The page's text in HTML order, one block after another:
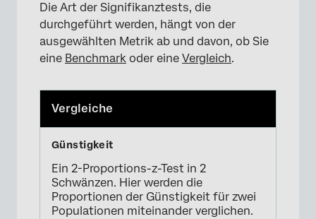
×
Die Art der Signifikanztests, die
durchgeführt werden, hängt von der
ausgewählten Metrik ab und davon, ob Sie
eine Benchmark oder eine Vergleich.
Vergleiche
Ein 2-Proportions-z-Test in 2
Schwänzen. Hier werden die
Proportionen der Günstigkeit für zwei
Populationen miteinander verglichen.